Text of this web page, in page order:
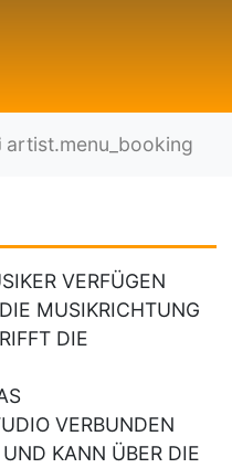
artist.menu_booking
VERFÜGEN
MUSIKRICHTUNG
DIE
VERBUNDEN
KANN ÜBER DIE